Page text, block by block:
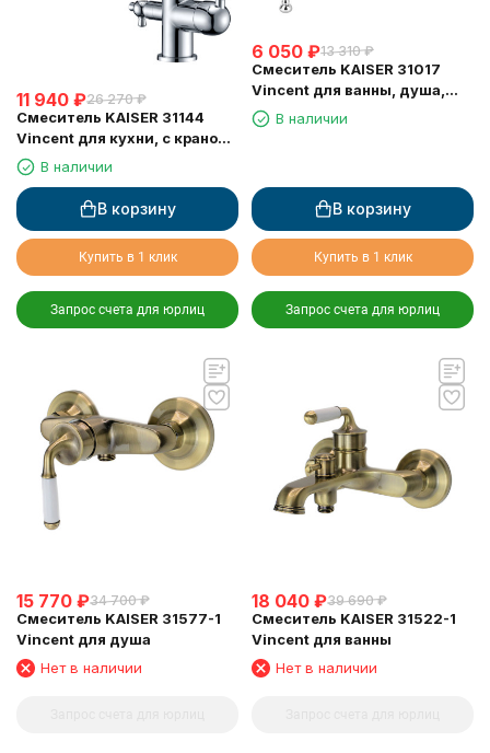
11 940 ₽26 270 ₽
Смеситель KAISER 31144
Vincent для кухни, с краном
для питьевой воды, хром
В наличии
В корзину
Купить в 1 клик
Запрос счета для юрлиц
6 050 ₽13 310 ₽
Смеситель KAISER 31017
Vincent для ванны, душа,
биде, хром
В наличии
В корзину
Купить в 1 клик
Запрос счета для юрлиц
15 770 ₽34 700 ₽
Смеситель KAISER 31577-1
Vincent для душа
Нет в наличии
18 040 ₽39 690 ₽
Смеситель KAISER 31522-1
Vincent для ванны
Нет в наличии